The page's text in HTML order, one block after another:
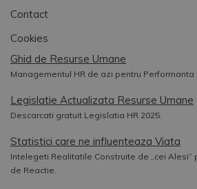
Contact
Cookies
Ghid de Resurse Umane
Managementul HR de azi pentru Performanta
Legislatie Actualizata Resurse Umane
Descarcati gratuit Legislatia HR 2025.
Statistici care ne influenteaza Viata
Intelegeti Realitatile Construite de „cei
de Reactie.